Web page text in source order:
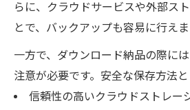
らに、クラウドサービスや外部ス
とで、バックアップも容易に行えま
一方で、ダウンロード納品の際に
注意が必要です。安全な保存方法と
信頼性の高いクラウドストレー